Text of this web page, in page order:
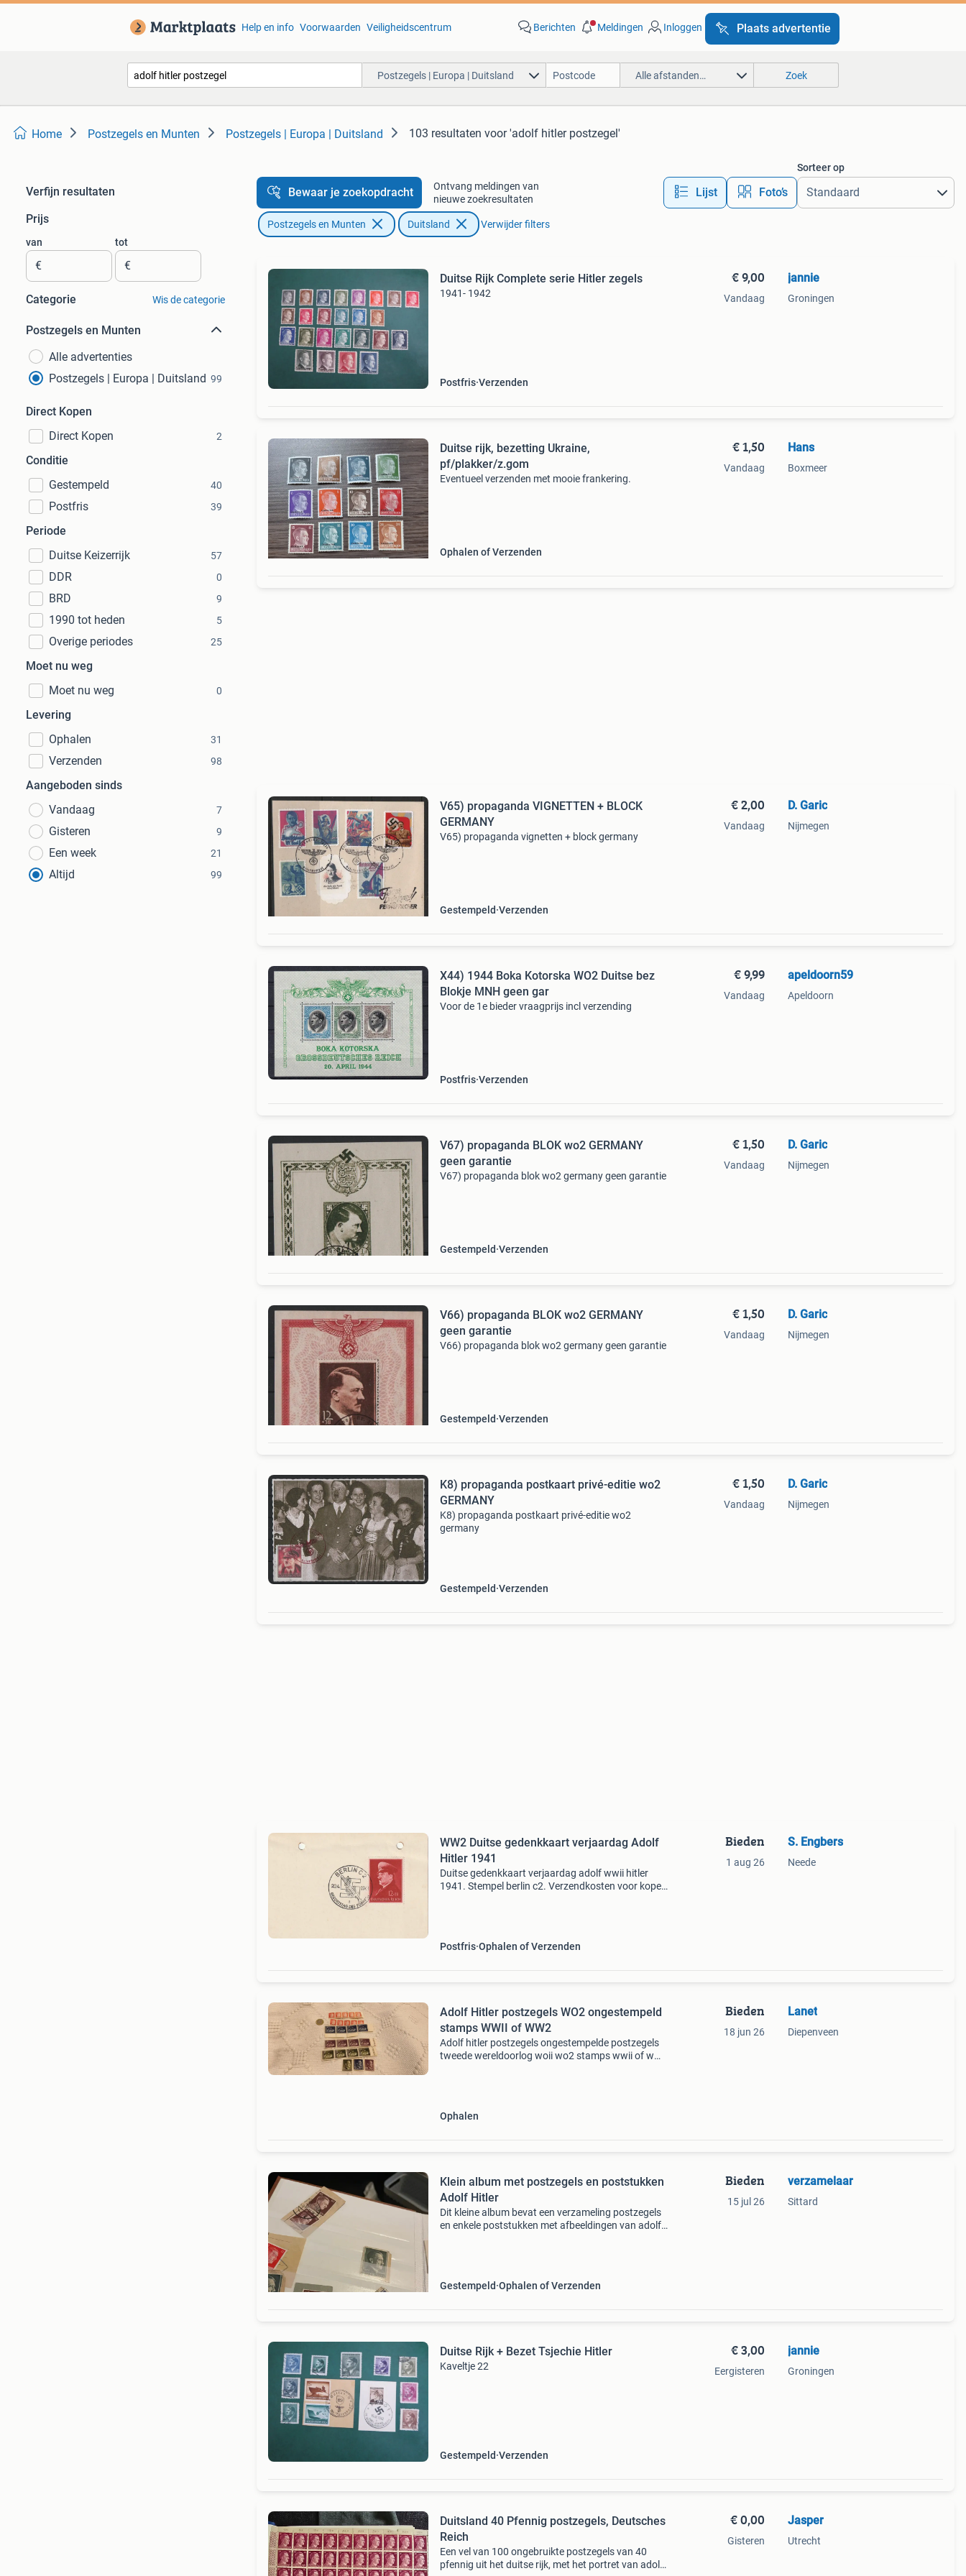
Help en info Voorwaarden Veiligheidscentrum Berichten Meldingen Inloggen Plaats advertentie
Postzegels | Europa | Duitsland Alle afstanden… Zoek
Home Postzegels en Munten Postzegels | Europa | Duitsland 103 resultaten voor 'adolf hitler postzegel'
Verfijn resultaten
Prijs
van
€
tot
€
Categorie Wis de categorie
Postzegels en Munten
Alle advertenties
Postzegels | Europa | Duitsland 99
Direct Kopen
Direct Kopen
2
Conditie
Gestempeld
40
Postfris 39
Periode
Duitse Keizerrijk
57
DDR 0
BRD 9
1990 tot heden 5
Overige periodes 25
Moet nu weg
Moet nu weg
0
Levering
Ophalen
31
Verzenden 98
Aangeboden sinds
Vandaag
7
Gisteren 9
Een week 21
Altijd 99
Bewaar je zoekopdracht
Ontvang meldingen van
nieuwe zoekresultaten
Lijst Foto’s
Sorteer op
Postzegels en Munten Duitsland Verwijder filters
Duitse Rijk Complete serie Hitler zegels
1941- 1942
Postfris Verzenden
€ 9,00
Vandaag
jannie
Groningen
Duitse rijk, bezetting Ukraine,
pf/plakker/z.gom
Eventueel verzenden met mooie frankering.
Ophalen of Verzenden
€ 1,50
Vandaag
Hans
Boxmeer
V65) propaganda VIGNETTEN + BLOCK
GERMANY
V65) propaganda vignetten + block germany
Gestempeld Verzenden
€ 2,00
Vandaag
D. Garic
Nijmegen
X44) 1944 Boka Kotorska WO2 Duitse bez
Blokje MNH geen gar
Voor de 1e bieder vraagprijs incl verzending
Postfris Verzenden
€ 9,99
Vandaag
apeldoorn59
Apeldoorn
V67) propaganda BLOK wo2 GERMANY
geen garantie
V67) propaganda blok wo2 germany geen garantie
Gestempeld Verzenden
€ 1,50
Vandaag
D. Garic
Nijmegen
V66) propaganda BLOK wo2 GERMANY
geen garantie
V66) propaganda blok wo2 germany geen garantie
Gestempeld Verzenden
€ 1,50
Vandaag
D. Garic
Nijmegen
K8) propaganda postkaart privé-editie wo2
GERMANY
K8) propaganda postkaart privé-editie wo2
germany
Gestempeld Verzenden
€ 1,50
Vandaag
D. Garic
Nijmegen
WW2 Duitse gedenkkaart verjaardag Adolf
Hitler 1941
Duitse gedenkkaart verjaardag adolf wwii hitler
1941. Stempel berlin c2. Verzendkosten voor koper.
Postfris Ophalen of Verzenden
Bieden
1 aug 26
S. Engbers
Neede
Adolf Hitler postzegels WO2 ongestempeld
stamps WWII of WW2
Adolf hitler postzegels ongestempelde postzegels
tweede wereldoorlog woii wo2 stamps wwii of ww2
Ophalen
Bieden
18 jun 26
Lanet
Diepenveen
Klein album met postzegels en poststukken
Adolf Hitler
Dit kleine album bevat een verzameling postzegels
en enkele poststukken met afbeeldingen van adolf
Gestempeld Ophalen of Verzenden
Bieden
15 jul 26
verzamelaar
Sittard
Duitse Rijk + Bezet Tsjechie Hitler
Kaveltje 22
Gestempeld Verzenden
€ 3,00
Eergisteren
jannie
Groningen
Duitsland 40 Pfennig postzegels, Deutsches
Reich
Een vel van 100 ongebruikte postzegels van 40
pfennig uit het duitse rijk, met het portret van adolf
€ 0,00
Gisteren
Jasper
Utrecht